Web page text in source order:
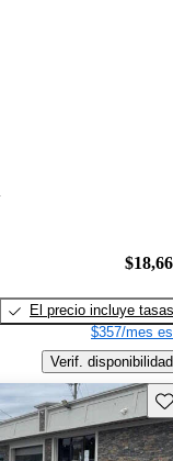
El precio incluye tasas
$357/mes
Verif. disponibilidad